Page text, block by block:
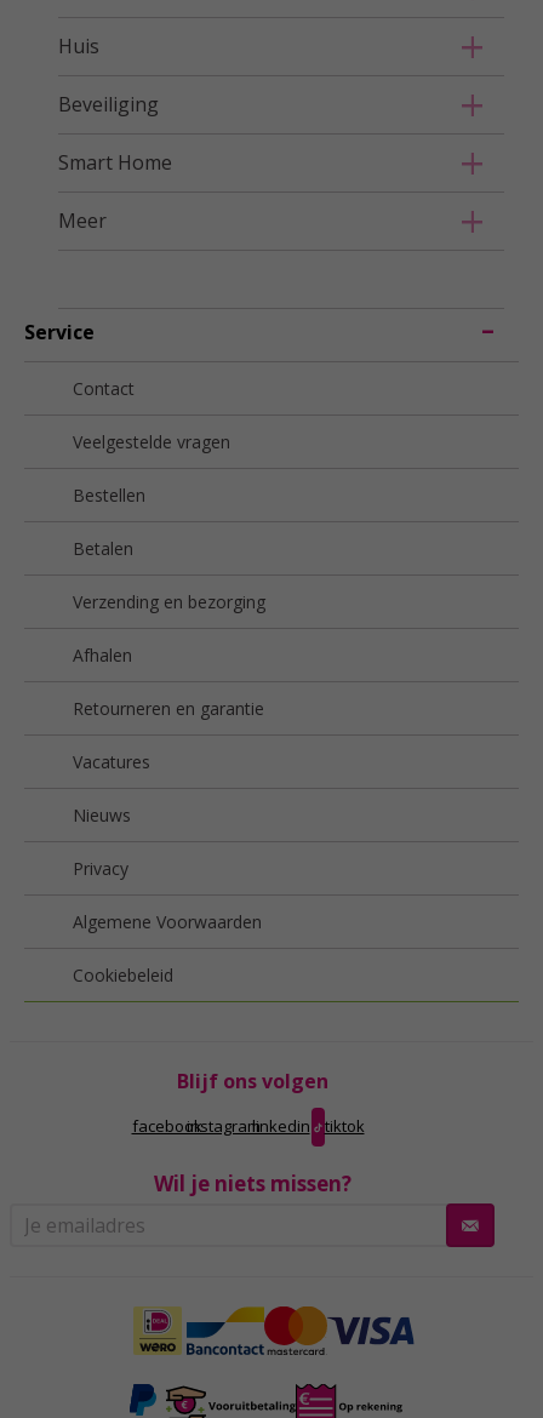
Huis
Beveiliging
Smart Home
Meer
Service
Contact
Veelgestelde vragen
Bestellen
Betalen
Verzending en bezorging
Afhalen
Retourneren en garantie
Vacatures
Nieuws
Privacy
Algemene Voorwaarden
Cookiebeleid
Blijf ons volgen
facebookinstagramlinkedin tiktok
Wil je niets missen?